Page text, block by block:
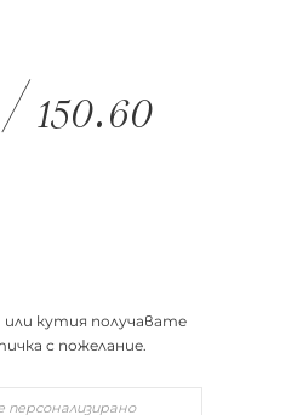
/150.60
кутия получавате
с пожелание.